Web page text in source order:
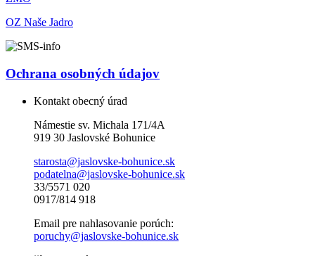
OZ Naše Jadro
Ochrana osobných údajov
Kontakt obecný úrad
Námestie sv. Michala 171/4A
919 30 Jaslovské Bohunice
starosta@jaslovske-bohunice.sk
podatelna@jaslovske-bohunice.sk
33/5571 020
0917/814 918
Email pre nahlasovanie porúch:
poruchy@jaslovske-bohunice.sk